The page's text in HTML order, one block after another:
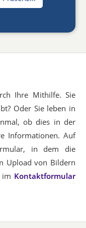
Ihre Mithilfe. Sie
Oder Sie leben in
ob dies in der
Informationen. Auf
in dem die
Upload von Bildern
im Kontaktformular